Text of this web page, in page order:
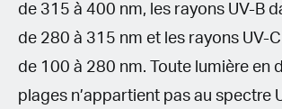
de 315 à 400 nm, les rayons UV-B
de 280 à 315 nm et les rayons UV-
de 100 à 280 nm. Toute lumière en
plages n’appartient pas au spectre